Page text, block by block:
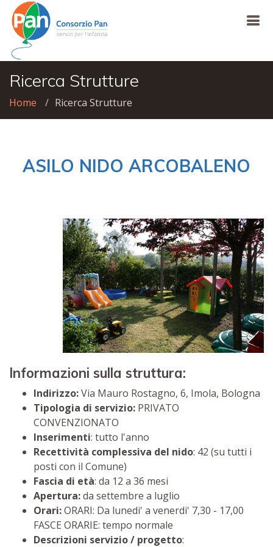
Ricerca Strutture
Home Ricerca Strutture
ASILO NIDO ARCOBALENO
Informazioni sulla struttura:
Indirizzo:Via Mauro Rostagno, 6, Imola, Bologna
Tipologia di servizio: PRIVATO
CONVENZIONATO
Inserimenti: tutto l'anno
Recettività complessiva del nido: 42 (su tutti i
posti con il Comune)
Fascia di età: da 12 a 36 mesi
Apertura:da settembre a luglio
Orari:ORARI: Da lunedi' a venerdi' 7,30 - 17,00
FASCE ORARIE: tempo normale
Descrizioni servizio / progetto: